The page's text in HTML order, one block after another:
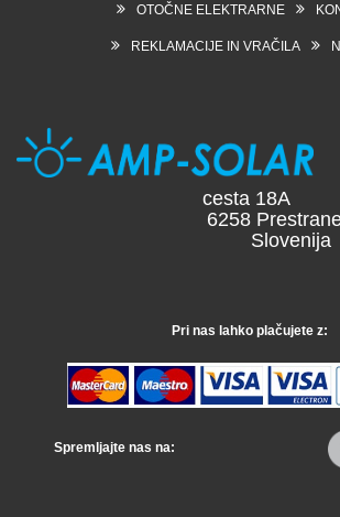
OTOČNE ELEKTRARNE
REKLAMACIJE IN VRAČILA
cesta 18A
6258
Slovenija
Pri nas lahko plačujete z:
Spremljajte nas na: